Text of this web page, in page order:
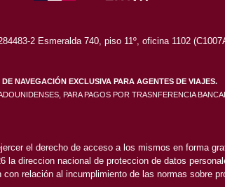
2 Esmeralda 740, piso 11º, oficina 1102
NAVEGACIÓN EXCLUSIVA PARA AGENTES DE VIAJES.
PARA PAGOS POR TRASNFERENCIA
el derecho de acceso a los mismos en forma
direccion nacional de proteccion de datos
relación al incumplimiento de las normas sobre